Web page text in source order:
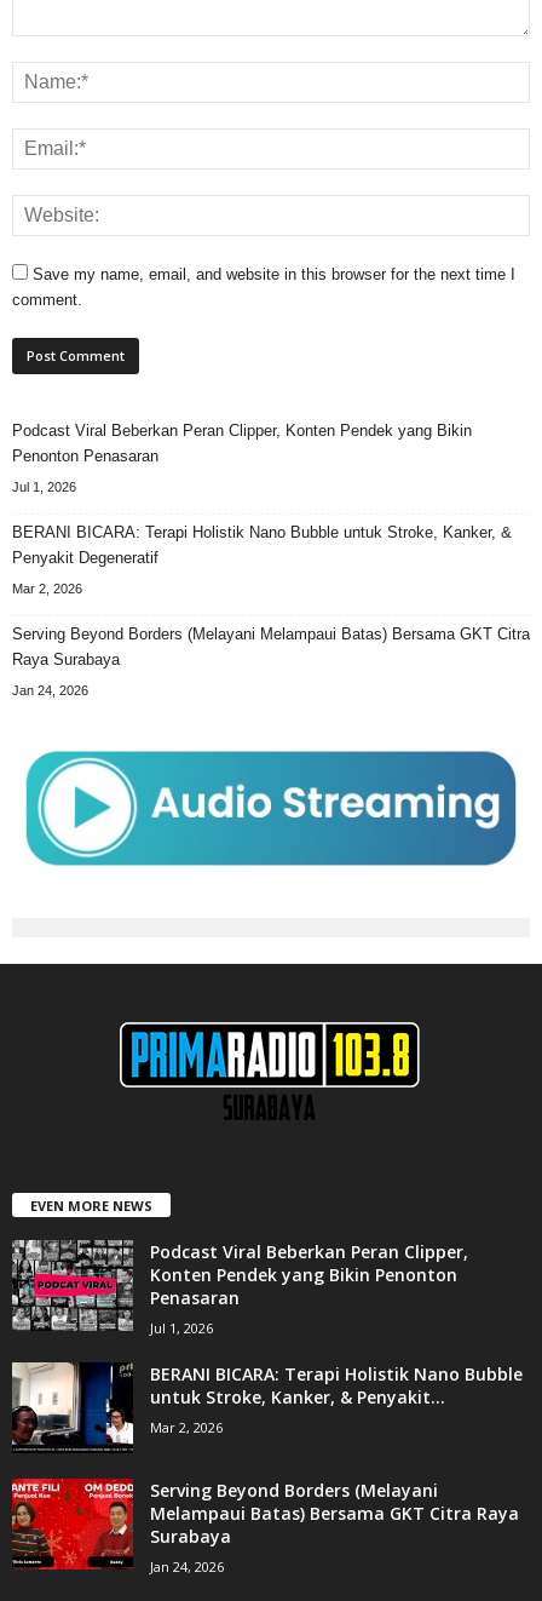
Save my name, email, and website in this browser for the next time I
comment.
Podcast Viral Beberkan Peran Clipper, Konten Pendek yang Bikin
Penonton Penasaran
Jul 1, 2026
BERANI BICARA: Terapi Holistik Nano Bubble untuk Stroke, Kanker, &
Penyakit Degeneratif
Mar 2, 2026
Serving Beyond Borders (Melayani Melampaui Batas) Bersama GKT Citra
Raya Surabaya
Jan 24, 2026
EVEN MORE NEWS
Podcast Viral Beberkan Peran Clipper,
Konten Pendek yang Bikin Penonton
Penasaran
Jul 1, 2026
BERANI BICARA: Terapi Holistik Nano Bubble
untuk Stroke, Kanker, & Penyakit...
Mar 2, 2026
Serving Beyond Borders (Melayani
Melampaui Batas) Bersama GKT Citra Raya
Surabaya
Jan 24, 2026